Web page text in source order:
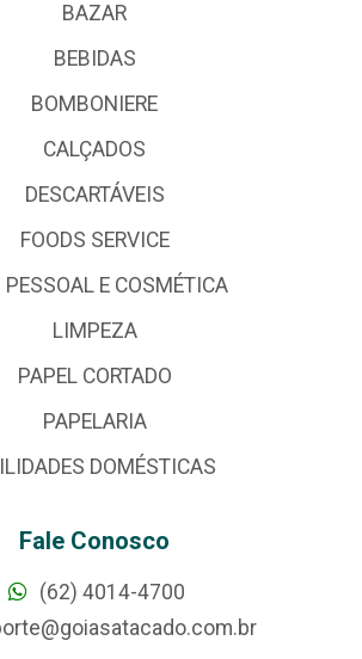
BAZAR
BEBIDAS
BOMBONIERE
CALÇADOS
DESCARTÁVEIS
FOODS SERVICE
PESSOAL E COSMÉTICA
LIMPEZA
PAPEL CORTADO
PAPELARIA
DOMÉSTICAS
Fale Conosco
(62) 4014-4700